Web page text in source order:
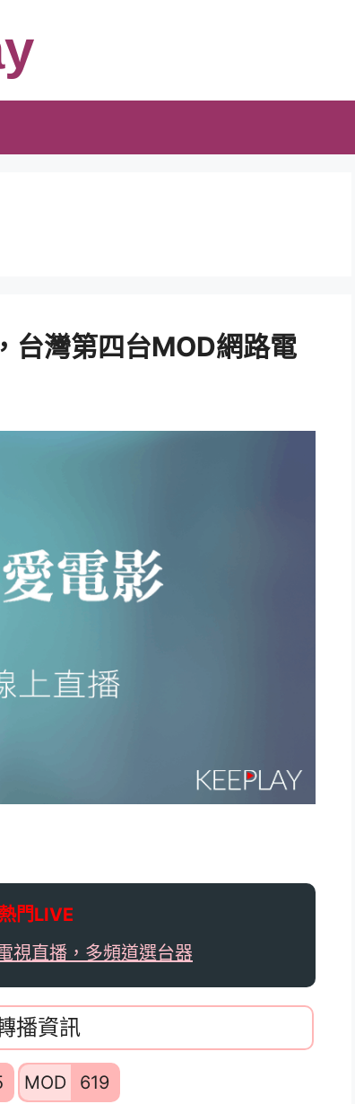
台灣第四台MOD網路電
門LIVE
視直播，多頻道選台器
播資訊
MOD 619